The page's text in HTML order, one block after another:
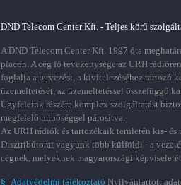
DND Telecom Center Kft. - Teljes körű
A DND Telecom Center Kft. 1997 óta
piacon. A cég fő tevékenysége az URH
foglalja a tervezést, a kivitelezéséhez tartozó
üzemeltetését, az üzemeltetéssel összefüggő
Ügyfeleink részére komplex szolgáltatást
megfelelő minőséggel párosítva.
Az URH rádiók és tartozékaik területén kis-
Disztribútorai vagyunk több külföldi - a
cégnek, melyeknek magyarországi
§ Adatvédelmi tájékoztató Nyilvántartott